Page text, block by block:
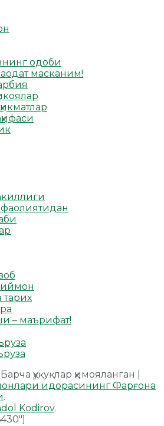
одоби
масканим!
тарих
– маърифат!
ҳуқуқлар ҳимояланган |
идорасининг Фарғона
.
Kodirov.